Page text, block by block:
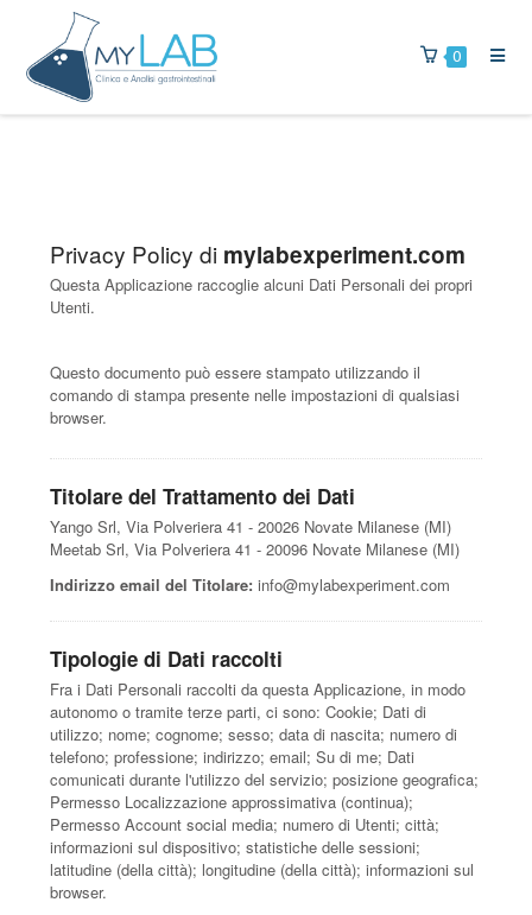
0
Privacy Policy di mylabexperiment.com
Questa Applicazione raccoglie alcuni Dati Personali dei propri
Utenti.
Questo documento può essere stampato utilizzando il
comando di stampa presente nelle impostazioni di qualsiasi
browser.
Titolare del Trattamento dei Dati
Yango Srl, Via Polveriera 41 - 20026 Novate Milanese (MI)
Meetab Srl, Via Polveriera 41 - 20096 Novate Milanese (MI)
Indirizzo email del Titolare: info@mylabexperiment.com
Tipologie di Dati raccolti
Fra i Dati Personali raccolti da questa Applicazione, in modo
autonomo o tramite terze parti, ci sono: Cookie; Dati di
utilizzo; nome; cognome; sesso; data di nascita; numero di
telefono; professione; indirizzo; email; Su di me; Dati
comunicati durante l'utilizzo del servizio; posizione geografica;
Permesso Localizzazione approssimativa (continua);
Permesso Account social media; numero di Utenti; città;
informazioni sul dispositivo; statistiche delle sessioni;
latitudine (della città); longitudine (della città); informazioni sul
browser.